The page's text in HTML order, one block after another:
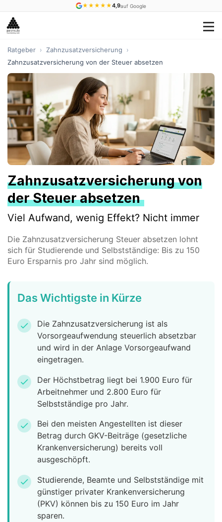
★ ★ ★ ★ ★4,9auf Google
Ratgeber › Zahnzusatzversicherung
›
Zahnzusatzversicherung von der Steuer absetzen
Zahnzusatzversicherung von
der Steuer absetzen
Viel Aufwand, wenig Effekt? Nicht immer
Die Zahnzusatzversicherung Steuer absetzen lohnt
sich für Studierende und Selbstständige: Bis zu 150
Euro Ersparnis pro Jahr sind möglich.
Das Wichtigste in Kürze
check
Die Zahnzusatzversicherung ist als
Vorsorgeaufwendung steuerlich absetzbar
und wird in der Anlage Vorsorgeaufwand
eingetragen.
check
Der Höchstbetrag liegt bei 1.900 Euro für
Arbeitnehmer und 2.800 Euro für
Selbstständige pro Jahr.
check
Bei den meisten Angestellten ist dieser
Betrag durch GKV-Beiträge (gesetzliche
Krankenversicherung) bereits voll
ausgeschöpft.
check
Studierende, Beamte und Selbstständige mit
günstiger privater Krankenversicherung
(PKV) können bis zu 150 Euro im Jahr
sparen.